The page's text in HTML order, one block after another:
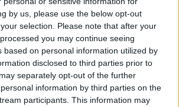
by us, please use the below opt-out
selection. Please note that after your
you may continue seeing
based on personal information utilized by
disclosed to third parties prior to
separately opt-out of the further
information by third parties on the
participants. This information may